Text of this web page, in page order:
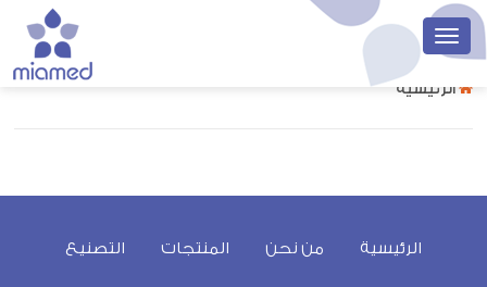
الرئيسية
الرئيسية من نحن المنتجات التصنيع